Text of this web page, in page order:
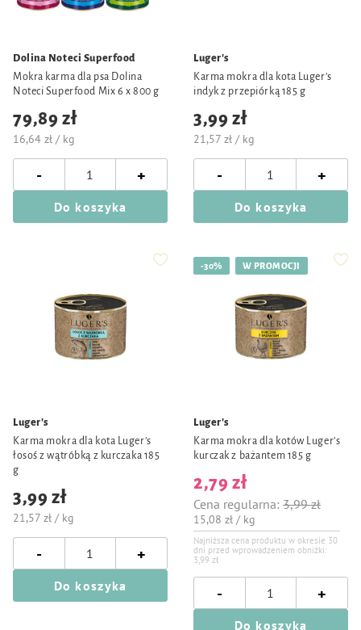
Dolina Noteci Superfood
Mokra karma dla psa Dolina
Noteci Superfood Mix 6 x 800 g
79,89 zł
16,64 zł / kg
- +
Do koszyka
Luger's
Karma mokra dla kota Luger’s
indyk z przepiórką 185 g
3,99 zł
21,57 zł / kg
- +
Do koszyka
Luger's
Karma mokra dla kota Luger’s
łosoś z wątróbką z kurczaka 185
g
3,99 zł
21,57 zł / kg
- +
Do koszyka
-30% W PROMOCJI
Luger's
Karma mokra dla kotów Luger’s
kurczak z bażantem 185 g
Cena regularna: 3,99 zł
2,79 zł
Najniższa cena produktu w okresie 30
dni przed wprowadzeniem obniżki:
3,99 zł
15,08 zł / kg
- +
Do koszyka